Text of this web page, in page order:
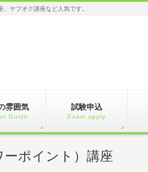
ヤフオク講座など人気です。
雰囲気
Guide
試験申込
Exam apply
ポイント）講座